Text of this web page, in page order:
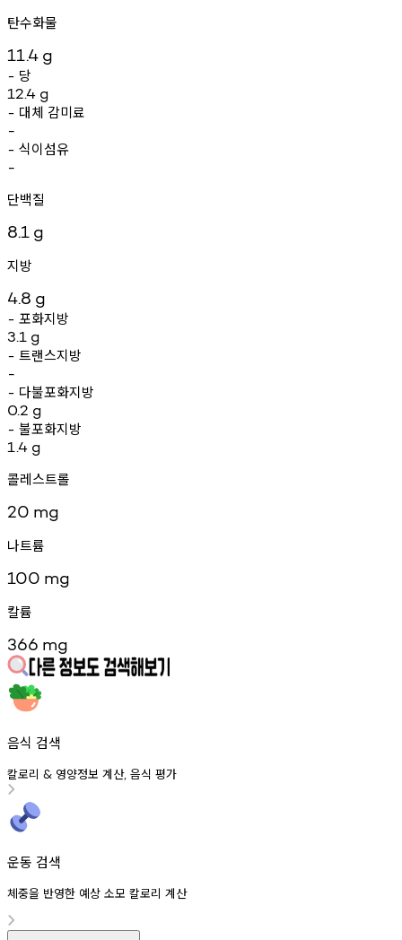
탄수화물
11.4 g
- 당
12.4 g
- 대체 감미료
-
- 식이섬유
-
단백질
8.1 g
지방
4.8 g
- 포화지방
3.1 g
- 트랜스지방
-
- 다불포화지방
0.2 g
- 불포화지방
1.4 g
콜레스트롤
20 mg
나트륨
100 mg
칼륨
366 mg
음식 검색
칼로리 & 영양정보 계산, 음식 평가
운동 검색
체중을 반영한 예상 소모 칼로리 계산